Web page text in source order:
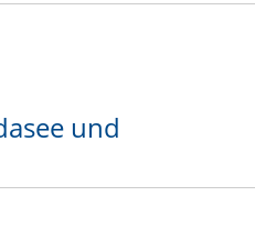
und